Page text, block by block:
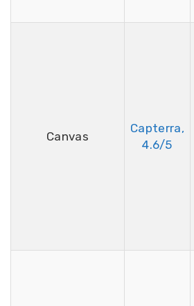
Canvas
Capterra,
4.6/5